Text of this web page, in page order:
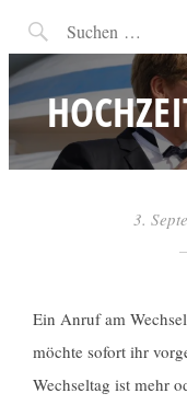
RW-
3.
Ein Anruf am
möchte sofort ihr
Wechseltag ist mehr